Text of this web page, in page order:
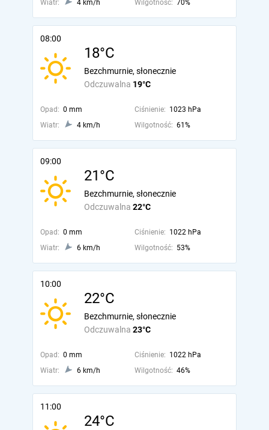
Wiatr: 4 km/h Wilgotność: 70%
08:00
18°C
Odczuwalna 19°C
Bezchmurnie, słonecznie
Opad: 0 mm Ciśnienie: 1023 hPa
Wiatr:
4 km/h Wilgotność: 61%
09:00
21°C
Odczuwalna 22°C
Bezchmurnie, słonecznie
Opad: 0 mm Ciśnienie: 1022 hPa
Wiatr:
6 km/h Wilgotność: 53%
10:00
22°C
Odczuwalna 23°C
Bezchmurnie, słonecznie
Opad: 0 mm Ciśnienie: 1022 hPa
Wiatr:
6 km/h Wilgotność: 46%
11:00
24°C